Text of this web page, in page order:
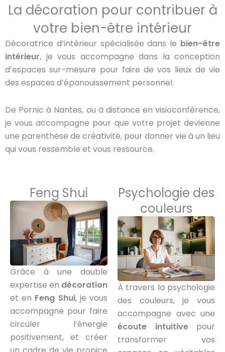
La décoration pour contribuer à
votre bien-être intérieur
Décoratrice d’intérieur spécialisée dans le bien-être
intérieur, je vous accompagne dans la conception
d’espaces sur-mesure pour faire de vos lieux de vie
des espaces d’épanouissement personnel.
De Pornic à Nantes, ou à distance en visioconférence,
je vous accompagne pour que votre projet devienne
une parenthèse de créativité, pour donner vie à un lieu
qui vous ressemble et vous ressource.
Feng Shui
Grâce à une double
expertise en décoration
et en Feng Shui, je vous
accompagne pour faire
circuler l’énergie
positivement, et créer
Psychologie des
couleurs
À travers la psychologie
des couleurs, je vous
accompagne avec une
écoute intuitivepour
transformer vos